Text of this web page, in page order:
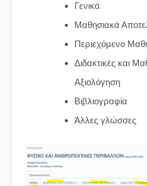
Γενικά
Μαθησιακά
Περιεχόμενο
Διδακτικές και
Αξιολόγηση
Βιβλιογραφία
Άλλες γλώσσες